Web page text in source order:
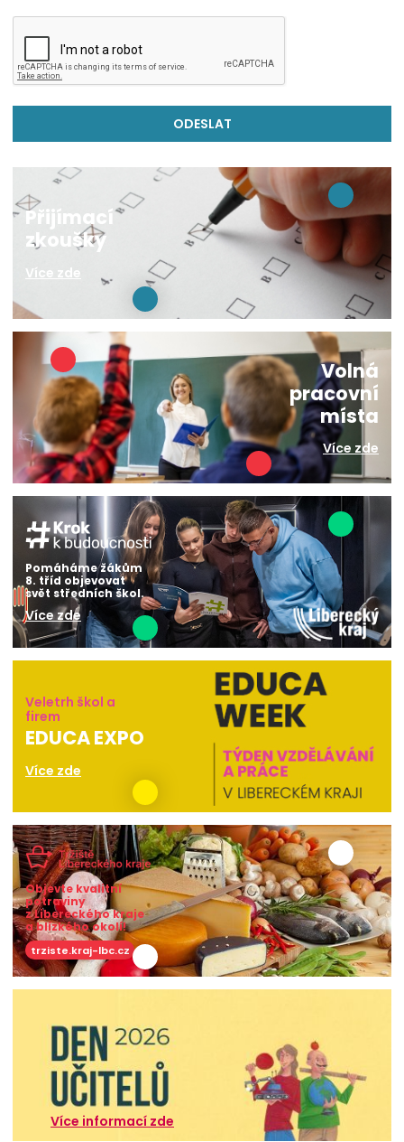
Přijímací
zkoušky
Více zde
Volná
pracovní
místa
Více zde
Pomáháme žákům
8. tříd objevovat
svět středních škol.
Více zde
Veletrh škol a
firem
EDUCA EXPO
Více zde
Objevte kvalitní
potraviny
z Libereckého kraje
a blízkého okolí!
trziste.kraj-lbc.cz
Více informací zde